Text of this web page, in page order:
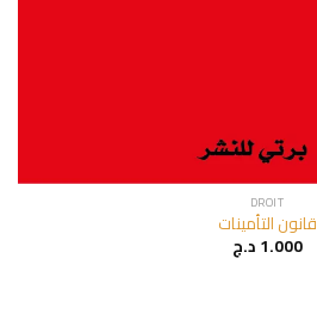
DROIT
قانون التأمينات
1.000د.ج